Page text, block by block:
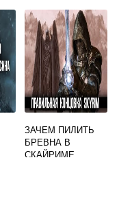
ЗАЧЕМ ПИЛИТЬ
БРЕВНА В
СКАЙРИМЕ